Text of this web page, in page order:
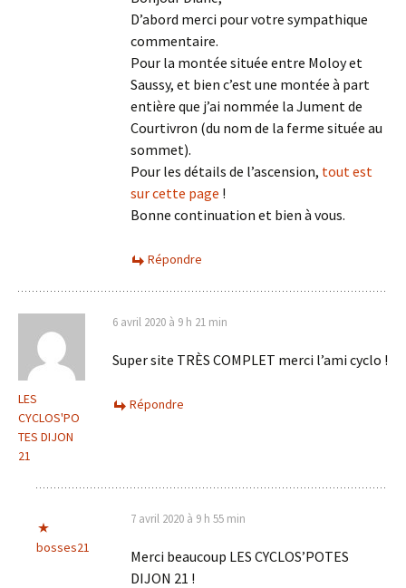
D’abord merci pour votre sympathique
commentaire.
Pour la montée située entre Moloy et
Saussy, et bien c’est une montée à part
entière que j’ai nommée la Jument de
Courtivron (du nom de la ferme située au
sommet).
Pour les détails de l’ascension, tout est
sur cette page !
Bonne continuation et bien à vous.
Répondre
LES
CYCLOS'PO
TES DIJON
21
6 avril 2020 à 9 h 21 min
Super site TRÈS COMPLET merci l’ami cyclo !
Répondre
bosses21
7 avril 2020 à 9 h 55 min
Merci beaucoup LES CYCLOS’POTES
DIJON 21 !